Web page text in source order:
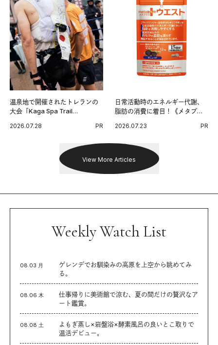
温泉地で開催されたトレランの
大会「Kaga Spa Trail
戦を夢見るランナーたちの奮闘
2026.07.28 PR
日常活動時のエネルギー代謝、
脂肪の消費に着目！《メタプラ
習慣。
2026.07.23 PR
View More Articles
Weekly Watch List
08.03 月
ゲレンデでお馴染みの高原を上空から眺めてみ
る。
08.06 木
仕事帰りに美術館で涼む、夏の間だけの贅沢なア
ート鑑賞。
08.08 土
よもぎ蒸し×岩盤浴×酵素風呂の良いとこ取りで
温活デビュー。